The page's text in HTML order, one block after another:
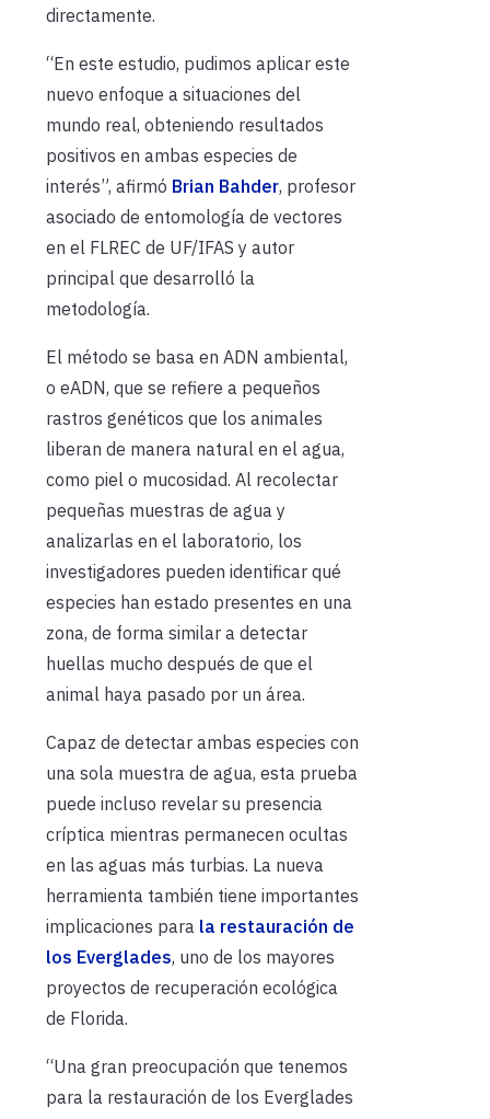
directamente.
“En este estudio, pudimos aplicar este
nuevo enfoque a situaciones del
mundo real, obteniendo resultados
positivos en ambas especies de
interés”, afirmó Brian Bahder, profesor
asociado de entomología de vectores
en el FLREC de UF/IFAS y autor
principal que desarrolló la
metodología.
El método se basa en ADN ambiental,
o eADN, que se refiere a pequeños
rastros genéticos que los animales
liberan de manera natural en el agua,
como piel o mucosidad. Al recolectar
pequeñas muestras de agua y
analizarlas en el laboratorio, los
investigadores pueden identificar qué
especies han estado presentes en una
zona, de forma similar a detectar
huellas mucho después de que el
animal haya pasado por un área.
Capaz de detectar ambas especies con
una sola muestra de agua, esta prueba
puede incluso revelar su presencia
críptica mientras permanecen ocultas
en las aguas más turbias. La nueva
herramienta también tiene importantes
implicaciones para la restauración de
los Everglades, uno de los mayores
proyectos de recuperación ecológica
de Florida.
“Una gran preocupación que tenemos
para la restauración de los Everglades